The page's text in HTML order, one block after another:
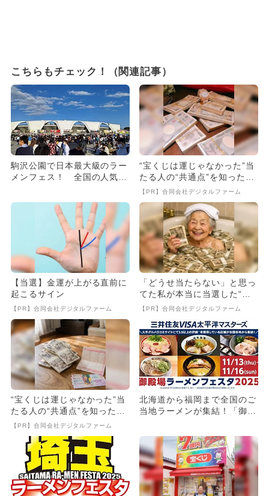
こちらもチェック！（関連記事）
駒沢公園で日本最大級のラー
メンフェス！ 全国の人気店
“宝くじは運じゃなかった”当
たる人の“共通点”を知っただ
け
【PR】合同会社デジタルファーム
【当選】金運が上がる直前に
起こるサイン
【PR】合同会社デジタルファーム
「どうせ当たらない」と思っ
てた私が本当に当選した“買
い方”がこれ
【PR】合同会社デジタルファーム
“宝くじは運じゃなかった”当
たる人の“共通点”を知っただ
け
【PR】合同会社デジタルファーム
北海道から福岡まで全国のご
当地ラーメンが集結！「御殿
5」...